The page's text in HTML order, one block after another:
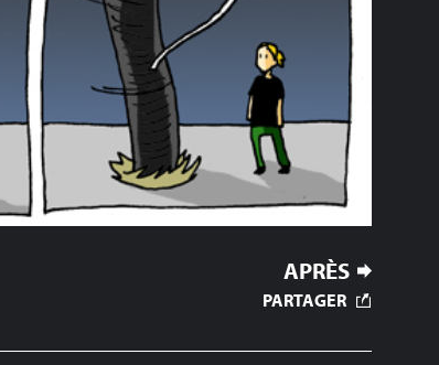
APRÈS
PARTAGER